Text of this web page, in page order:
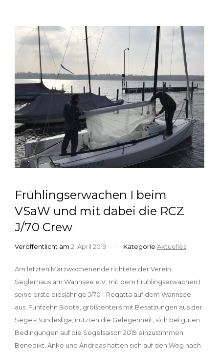
Frühlingserwachen I beim
VSaW und mit dabei die RCZ
J/70 Crew
Veröffentlicht am 2. April 2019 / Kategorie Aktuelles
Am letzten Märzwochenende richtete der Verein
Seglerhaus am Wannsee e.V. mit dem Frühlingserwachen I
seine erste diesjährige J/70 - Regatta auf dem Wannsee
aus. Fünfzehn Boote, größtenteils mit Besatzungen aus der
Segel-Bundesliga, nutzten die Gelegenheit, sich bei guten
Bedingungen auf die Segelsaison 2019 einzustimmen.
Benedikt, Anke und Andreas hatten sich auf den Weg nach